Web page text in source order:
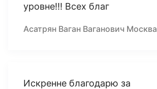
уровне!!! Всех благ
Асатрян Ваган Ваганович Москва
Искренне благодарю за